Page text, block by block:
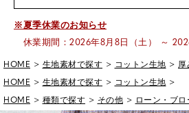
※夏季休業のお知らせ
休業期間
HOME 生地素材で探す コットン生地
HOME
生地素材で探す
コットン生地
HOME
種類で探す その他 ローン・ブロ